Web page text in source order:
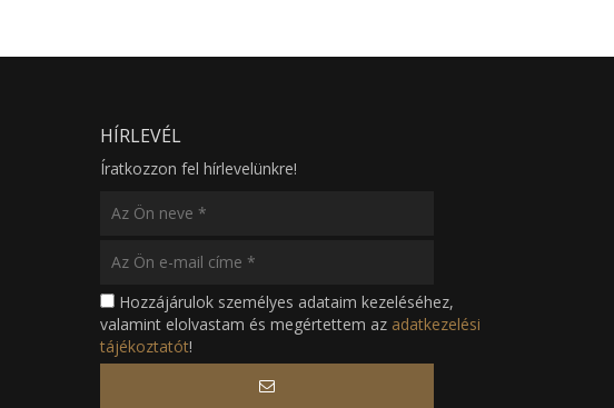
HÍRLEVÉL
Íratkozzon fel hírlevelünkre!
Hozzájárulok személyes adataim kezeléséhez,
valamint elolvastam és megértettem az adatkezelési
tájékoztatót!